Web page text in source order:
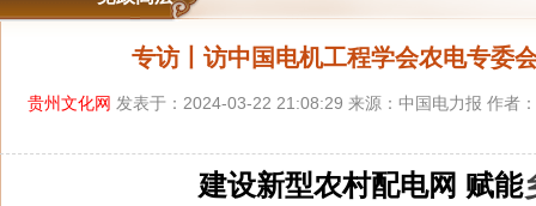
专访丨访中国电机工程学会农电专委
贵州文化网 发表于：2024-03-22 21:08:29 来源：中国电力报 作者
建设新型农村配电网 赋能